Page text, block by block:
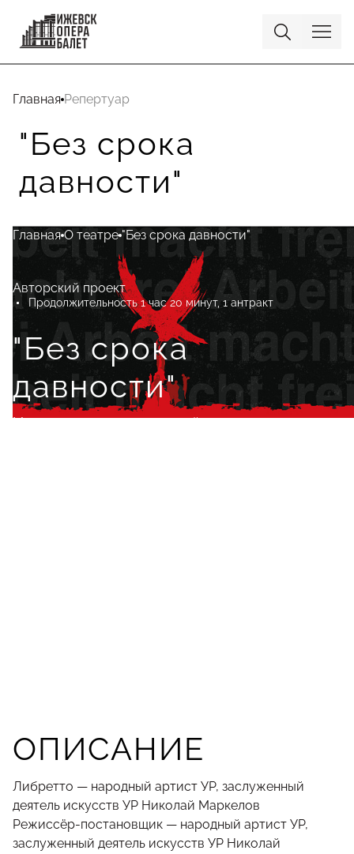
Главная Репертуар
"Без срока
давности"
Главная О театре "Без срока давности"
Авторский проект
Продолжительность 1 час 20 минут, 1 антракт
"Без срока
давности"
Музыкальная драма в двух действиях
ОПИСАНИЕ
Либретто — народный артист УР, заслуженный
деятель искусств УР Николай Маркелов
Режиссёр-постановщик — народный артист УР,
заслуженный деятель искусств УР Николай